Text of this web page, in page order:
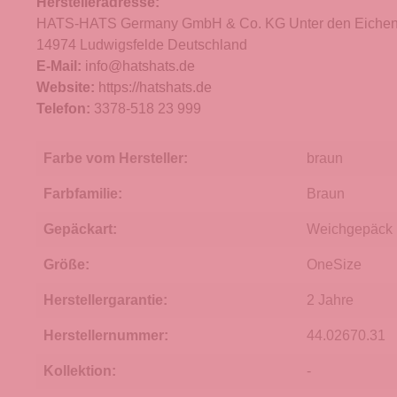
HATS-HATS Germany GmbH & Co. KG Unter den
14974 Ludwigsfelde Deutschland
E-Mail: info@hatshats.de
Website: https://hatshats.de
Telefon: 3378-518 23 999
Farbe vom Hersteller: braun
Farbfamilie: Braun
Gepäckart: Weichgepäck
Größe: OneSize
Herstellergarantie: 2 Jahre
Herstellernummer: 44.02670.31
Kollektion: -